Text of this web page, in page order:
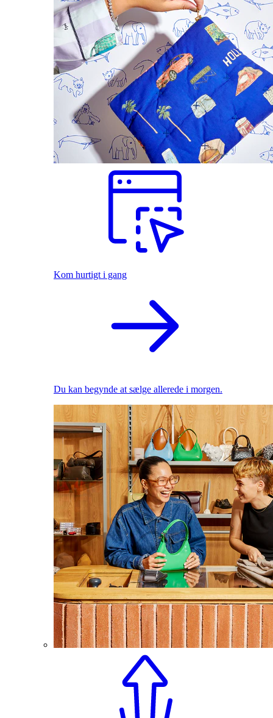
Kom hurtigt i gang
Du kan begynde at sælge allerede i morgen.